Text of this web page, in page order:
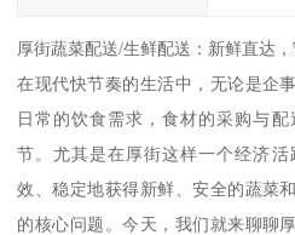
厚街蔬菜配送/生鲜配送：新鲜直达
在现代快节奏的生活中，无论是企
日常的饮食需求，食材的采购与
节。尤其是在厚街这样一个经济
效、稳定地获得新鲜、安全的蔬菜
的核心问题。今天，我们就来聊聊